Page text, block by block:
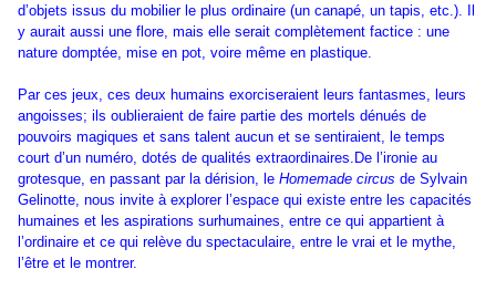
d’objets issus du mobilier le plus ordinaire (un canapé, un tapis, etc.). Il
y aurait aussi une flore, mais elle serait complètement factice : une
nature domptée, mise en pot, voire même en plastique.
Par ces jeux, ces deux humains exorciseraient leurs fantasmes, leurs
angoisses; ils oublieraient de faire partie des mortels dénués de
pouvoirs magiques et sans talent aucun et se sentiraient, le temps
court d’un numéro, dotés de qualités extraordinaires.De l’ironie au
grotesque, en passant par la dérision, le Homemade circus de Sylvain
Gelinotte, nous invite à explorer l’espace qui existe entre les capacités
humaines et les aspirations surhumaines, entre ce qui appartient à
l’ordinaire et ce qui relève du spectaculaire, entre le vrai et le mythe,
l’être et le montrer.